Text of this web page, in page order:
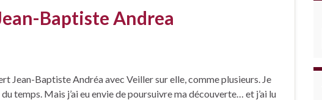
Baptiste Andrea
Jean-Baptiste Andréa avec Veiller sur elle, comme plusieurs. Je
du temps. Mais j’ai eu envie de poursuivre ma découverte… et j’ai lu